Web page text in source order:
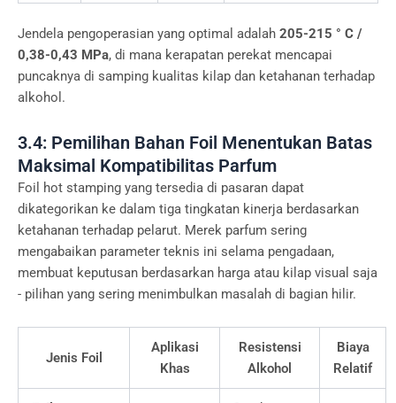
Jendela pengoperasian yang optimal adalah 205-215 ° C /
0,38-0,43 MPa, di mana kerapatan perekat mencapai
puncaknya di samping kualitas kilap dan ketahanan terhadap
alkohol.
3.4: Pemilihan Bahan Foil Menentukan Batas
Maksimal Kompatibilitas Parfum
Foil hot stamping yang tersedia di pasaran dapat
dikategorikan ke dalam tiga tingkatan kinerja berdasarkan
ketahanan terhadap pelarut. Merek parfum sering
mengabaikan parameter teknis ini selama pengadaan,
membuat keputusan berdasarkan harga atau kilap visual saja
- pilihan yang sering menimbulkan masalah di bagian hilir.
Jenis Foil
Aplikasi
Khas
Resistensi
Alkohol
Biaya
Relatif